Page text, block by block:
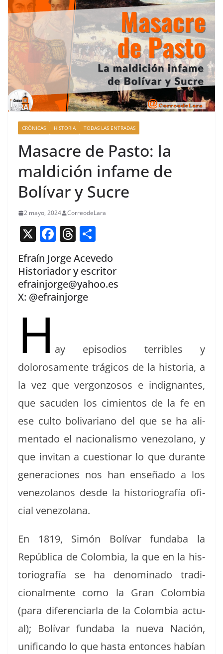
CRÓNICAS HISTORIA TODAS LAS ENTRADAS
Masacre de Pasto: la
maldición infame de
Bolívar y Sucre
2 mayo, 2024 CorreodeLara
X F
c
e
b
k
T
h
re
a
d
m
p
Efraín Jorge Acevedo
Historiador y escritor
efrainjorge@yahoo.es
X: @efrainjorge
H ay episo­dios ter­ri­bles y
dolorosa­mente trági­cos de la his­to­ria, a
la vez que ver­gonzosos e indig­nantes,
que sacu­d­en los cimien­tos de la fe en
ese cul­to boli­var­i­ano del que se ha ali­
men­ta­do el nacional­is­mo vene­zolano, y
que invi­tan a cues­tionar lo que durante
gen­era­ciones nos han enseña­do a los
vene­zolanos des­de la his­to­ri­ografía ofi­
cial venezolana.
En 1819, Simón Bolí­var fund­a­ba la
Repúbli­ca de Colom­bia, la que en la his­
to­ri­ografía se ha denom­i­na­do tradi­
cional­mente como la Gran Colom­bia
(para difer­en­cia­r­la de la Colom­bia actu­
al); Bolí­var fund­a­ba la nue­va Nación,
unif­i­can­do lo que has­ta entonces habían